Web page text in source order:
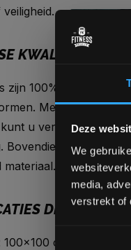
Deze
We
media,
verstrekt of
KWALITEIT MET
zijn 100% in Europa
Met een
u vertrouwen op
Bovendien zijn ze
materiaal.
DIE ERTOE
cm